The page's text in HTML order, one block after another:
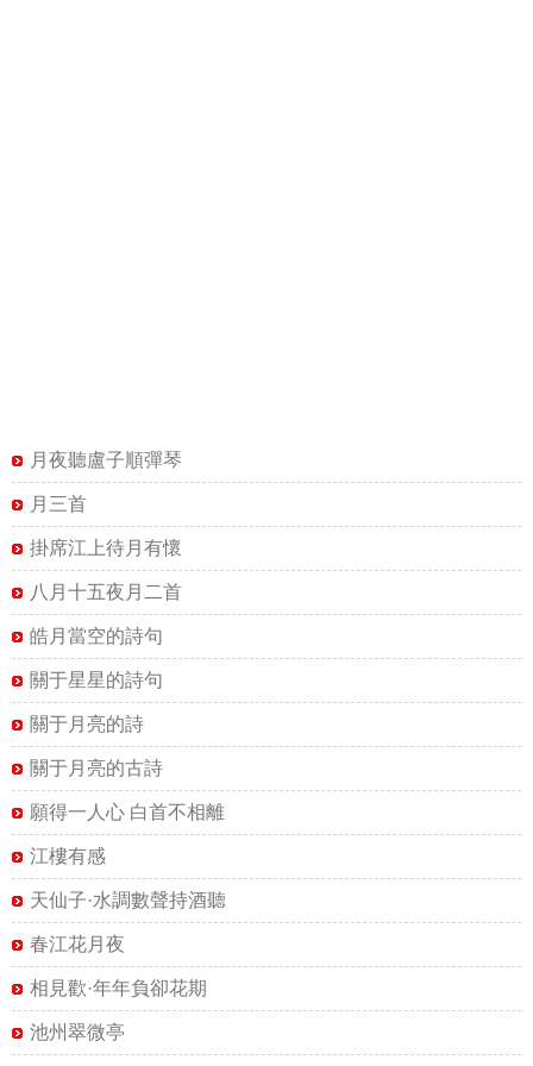
月夜聽盧子順彈琴
月三首
掛席江上待月有懷
八月十五夜月二首
皓月當空的詩句
關于星星的詩句
關于月亮的詩
關于月亮的古詩
願得一人心 白首不相離
江樓有感
天仙子·水調數聲持酒聽
春江花月夜
相見歡·年年負卻花期
池州翠微亭